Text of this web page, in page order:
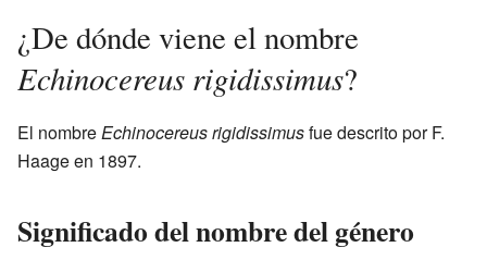
¿De dónde viene el nombre
Echinocereus rigidissimus?
El nombreEchinocereus rigidissimusfue descrito por F.
Haage en 1897.
Significado del nombre del género